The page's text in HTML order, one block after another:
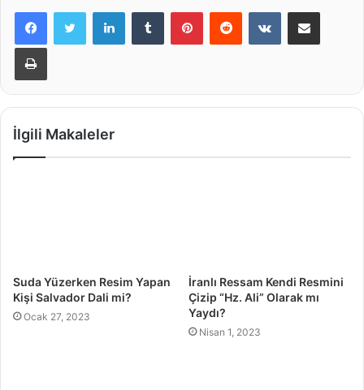
LinkedInTumblr PinterestReddit VKontakteE-Posta ile paylaş
Yazdır
İlgili Makaleler
Suda Yüzerken Resim Yapan
Kişi Salvador Dali mi?
Ocak 27, 2023
İranlı Ressam Kendi Resmini
Çizip “Hz. Ali” Olarak mı
Yaydı?
Nisan 1, 2023